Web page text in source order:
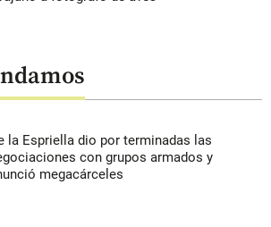
la Espriella dio por terminadas las
con grupos armados y
megacárceles